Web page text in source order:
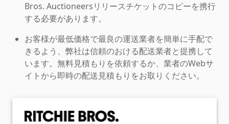
Bros. Auctioneersリリースチケットのコピーを携行
する必要があります。
お客様が最低価格で最良の運送業者を簡単に手配で
きるよう、弊社は信頼のおける配送業者と提携して
います。無料見積もりを依頼するか、業者のWebサ
イトから即時の配送見積もりをお取りください。